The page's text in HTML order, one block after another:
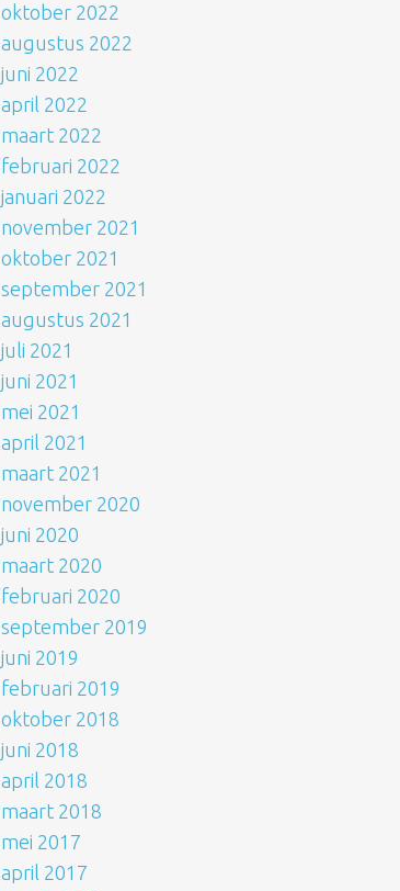
oktober 2022
augustus 2022
juni 2022
april 2022
maart 2022
februari 2022
januari 2022
november 2021
oktober 2021
september 2021
augustus 2021
juli 2021
juni 2021
mei 2021
april 2021
maart 2021
november 2020
juni 2020
maart 2020
februari 2020
september 2019
juni 2019
februari 2019
oktober 2018
juni 2018
april 2018
maart 2018
mei 2017
april 2017